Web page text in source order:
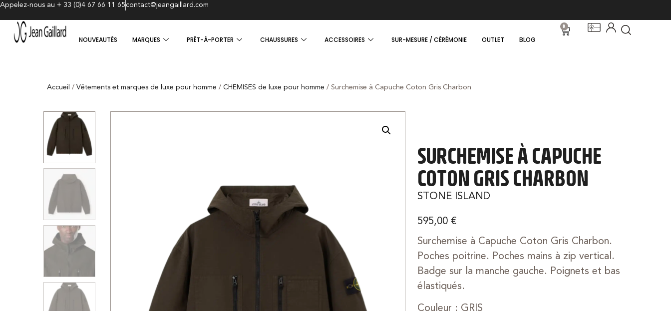
Appelez-nous au + 33 (0)4 67 66 11 65contact@jeangaillard.com
NOUVEAUTÉS MARQUES PRÊT-À-PORTER CHAUSSURES ACCESSOIRES SUR-MESURE / CÉRÉMONIE OUTLET BLOG
0
Accueil /Vêtements et marques de luxe pour homme /CHEMISES de luxe pour homme / Surchemise à Capuche Coton Gris Charbon
SURCHEMISE À CAPUCHE
COTON GRIS CHARBON
STONE ISLAND
595,00 €
Surchemise à Capuche Coton Gris Charbon.
Poches poitrine. Poches mains à zip vertical.
Badge sur la manche gauche. Poignets et bas
élastiqués.
Couleur : GRIS